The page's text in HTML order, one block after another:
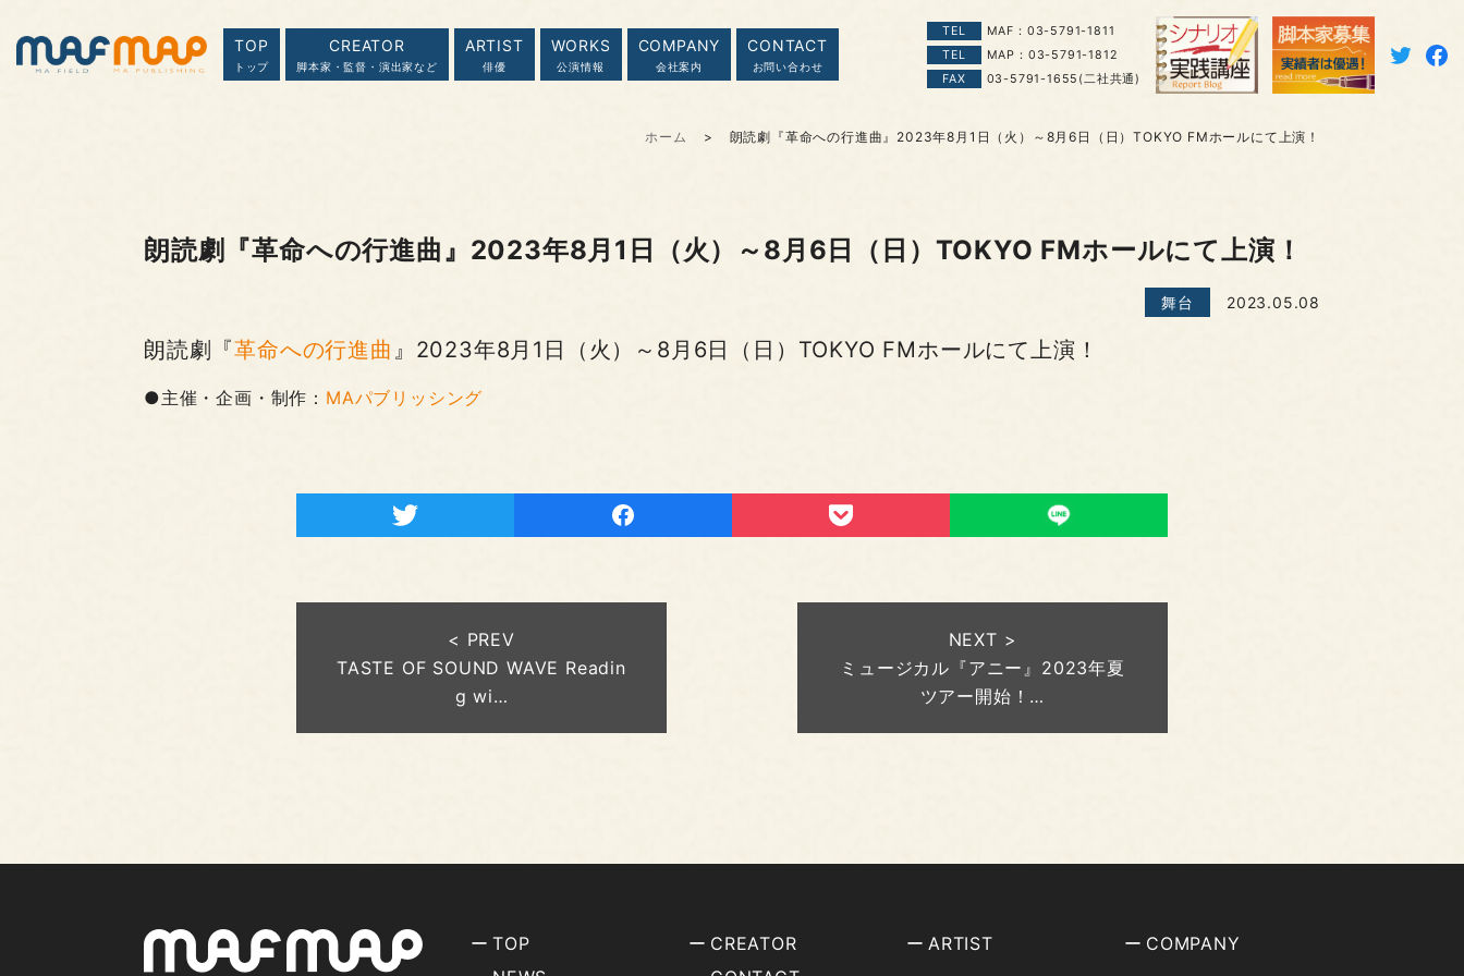
TOP
トップ
CREATOR
脚本家・監督・演出家など
ARTIST
俳優
WORKS
公演情報
COMPANY
会社案内
CONTACT
お問い合わせ
TEL
MAF：03-5791-1811
TEL
MAP：03-5791-1812
FAX
03-5791-1655(二社共通)
ホーム 朗読劇『革命への行進曲』2023年8月1日（火）～8月6日（日）TOKYO FMホールにて上演！
朗読劇『革命への行進曲』2023年8月1日（火）～8月6日（日）TOKYO FMホールにて上演！
舞台 2023.05.08
朗読劇『革命への行進曲 』2023年8月1日（火）～8月6日（日）TOKYO FMホールにて上演！
●主催・企画・制作： MAパブリッシング
< PREV
TASTE OF SOUND WAVE Readin
g wi…
NEXT >
ミュージカル『アニー』2023年夏
ツアー開始！…
TOP CREATOR ARTIST
COMPANY